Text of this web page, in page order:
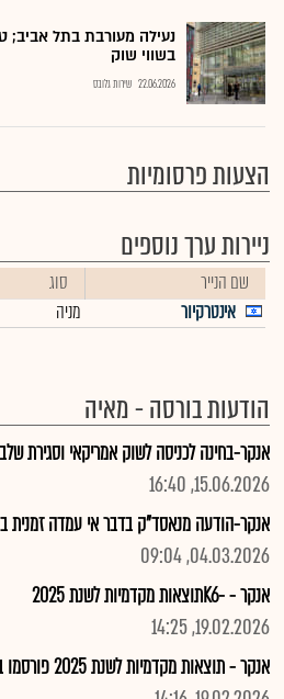
נעילה מעורבת בתל אביב;
בשווי שוק
22.06.2026 שירות גלובס
הצעות פרסומיות
ניירות ערך נוספים
שם הנייר סוג
אינטרקיור
מניה
הודעות בורסה - מאיה
אנקר-בחינה לכניסה לשוק אמריקאי וסגירת
15.06.2026, 16:40
אנקר-הודעה מנאסד"ק בדבר אי עמדה זמנית
04.03.2026, 09:04
אנקר - -K6תוצאות מקדמיות לשנת 2025
19.02.2026, 14:25
אנקר - תוצאות מקדמיות לשנת 2025 פורסמו בחו"ל